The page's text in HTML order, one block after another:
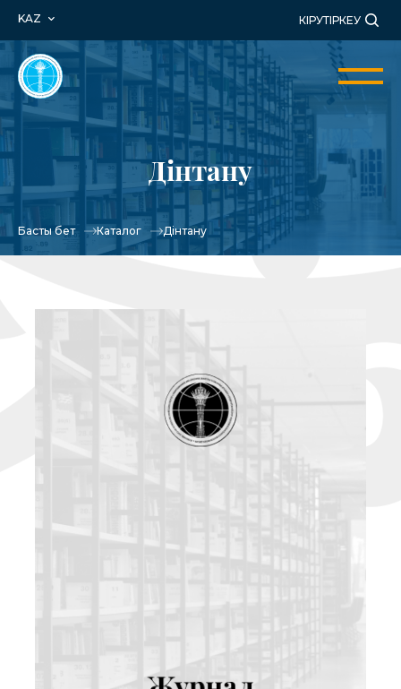
KAZ КІРУТІРКЕУ
Дінтану
Басты бет Каталог Дінтану